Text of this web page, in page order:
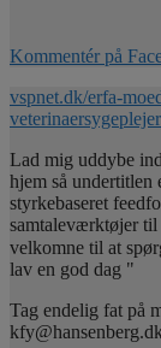
Kommentér på
vspnet.dk/erfa-
Lad mig uddybe
hjem så undertitlen
styrkebaseret
samtaleværktøjer til
velkomne til at
lav en god dag "
Tag endelig fat på